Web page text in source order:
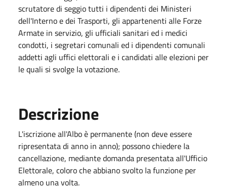
scrutatore di seggio tutti i dipendenti dei Ministeri
dell'Interno e dei Trasporti, gli appartenenti alle Forze
Armate in servizio, gli ufficiali sanitari ed i medici
condotti, i segretari comunali ed i dipendenti comunali
addetti agli uffici elettorali e i candidati alle elezioni per
le quali si svolge la votazione.
Descrizione
L'iscrizione all'Albo è permanente (non deve essere
ripresentata di anno in anno); possono chiedere la
cancellazione, mediante domanda presentata all'Ufficio
Elettorale, coloro che abbiano svolto la funzione per
almeno una volta.